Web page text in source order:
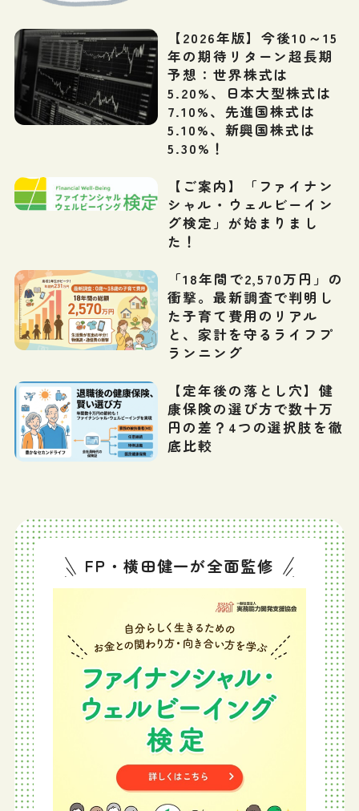
【2026年版】今後10～15
年の期待リターン超長期
予想：世界株式は
5.20%、日本大型株式は
7.10%、先進国株式は
5.10%、新興国株式は
5.30%！
【ご案内】「ファイナン
シャル・ウェルビーイン
グ検定」が始まりまし
た！
「18年間で2,570万円」の
衝撃。最新調査で判明し
た子育て費用のリアル
と、家計を守るライフプ
ランニング
【定年後の落とし穴】健
康保険の選び方で数十万
円の差？4つの選択肢を徹
底比較
FP・横田健一が全面監修